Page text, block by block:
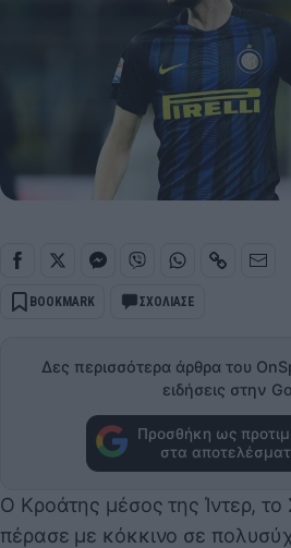
BOOKMARK ΣΧΟΛΙΑΣΕ
Δες περισσότερα άρθρα του
ειδήσεις στην
Προσθήκη ως
στα
Ο Κροάτης μέσος της Ίντερ,
πέρασε με κόκκινο σε